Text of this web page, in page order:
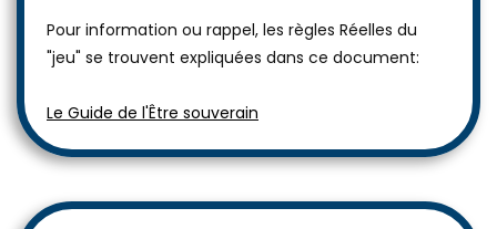
Pour information ou rappel, les règles Réelles du
"jeu" se trouvent expliquées dans ce document:
Le Guide de l'Être souverain